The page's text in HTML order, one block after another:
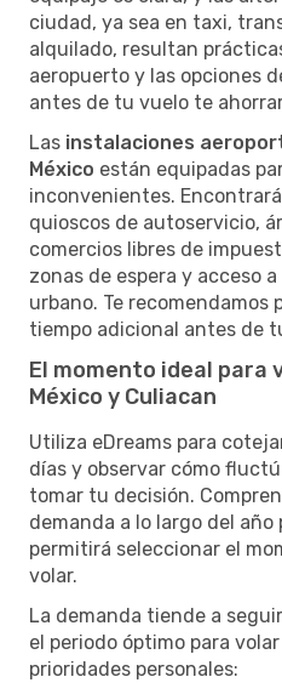
ciudad, ya sea en taxi,
alquilado, resultan
aeropuerto y las opciones
antes de tu vuelo te
Las instalaciones
México están equipadas
inconvenientes.
quioscos de autoservicio,
comercios libres de
zonas de espera y acceso
urbano. Te recomendamos
tiempo adicional antes de
El momento ideal para
México y Culiacan
Utiliza eDreams para
días y observar cómo
tomar tu decisión.
demanda a lo largo del
permitirá seleccionar el
volar.
La demanda tiende a
el periodo óptimo para
prioridades personales: